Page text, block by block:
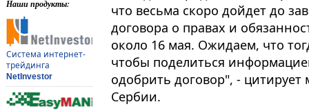
Наши продукты:
Система интернет-
трейдинга
NetInvestor
что весьма скоро дойдет до
договора о правах и
около 16 мая. Ожидаем, что
чтобы поделиться
одобрить договор", -
Сербии.